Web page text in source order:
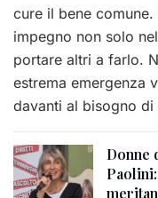
cure il bene comune.
impegno non solo
portare altri a farlo.
estrema emergenza
davanti al bisogno di
Donne